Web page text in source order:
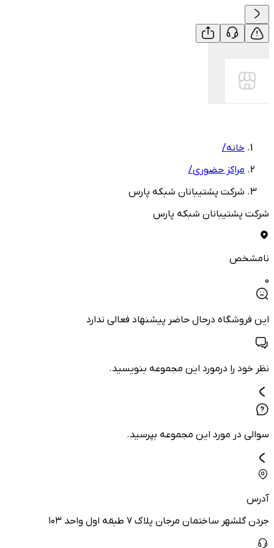
خانه/
مراکز حضوری/
شرکت پشتیبانان شبکه پارس
شرکت پشتیبانان شبکه پارس
نامشخص
0
این فروشگاه درحال حاضر پیشنهاد فعالی ندارد
نظر خود را درمورد این مجموعه بنویسید.
سوالی در مورد این مجموعه بپرسید.
آدرس
جردن گلشهر ساختمان مرجان پلاک ۷ طبقه اول واحد ۱۰۳